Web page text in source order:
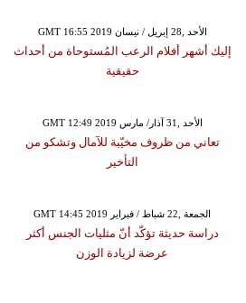
GMT 16:55 2019 الأحد ,28 إبريل / نيسان
إليك أشهر أفلام الرعب المُستوحاة من أحداث
حقيقية
GMT 12:49 2019 الأحد ,31 آذار/ مارس
تعاني من ظروف مخيّبة للآمال وتشكو من
التأخير
GMT 14:45 2019 الجمعة ,22 شباط / فبراير
دراسة حديثة تؤكّد أنّ مثليات الجنس أكثر
عرضة لزيادة الوزن